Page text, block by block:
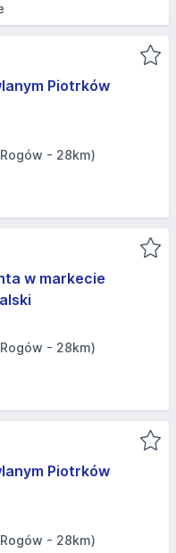
Piotrków
- 28km)
w markecie
- 28km)
Piotrków
- 28km)